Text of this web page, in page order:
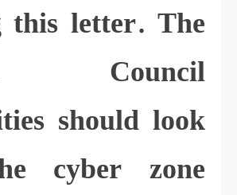
letter. The
Council
should look
cyber zone